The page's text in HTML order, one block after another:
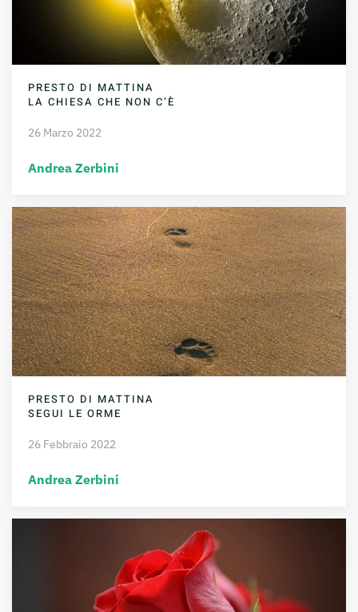
PRESTO DI MATTINA
LA CHIESA CHE NON C’È
26 Marzo 2022
Andrea Zerbini
PRESTO DI MATTINA
SEGUI LE ORME
26 Febbraio 2022
Andrea Zerbini